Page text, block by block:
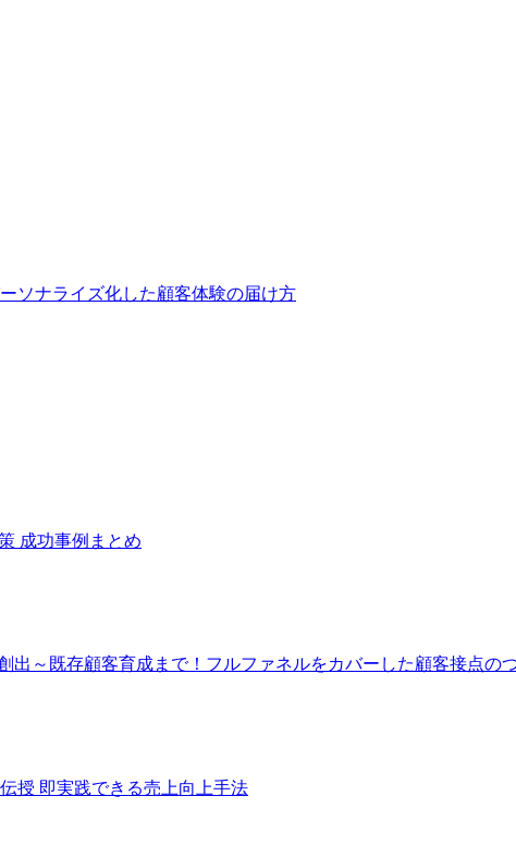
ソナライズ化した顧客体験の届け方
成功事例まとめ
出～既存顧客育成まで！フルファネルをカバーした顧客接点の
授 即実践できる売上向上手法